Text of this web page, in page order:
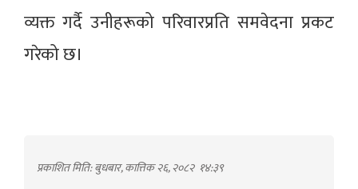
व्यक्त गर्दै उनीहरूको परिवारप्रति समवेदना प्रकट
गरेको छ।
प्रकाशित मिति: बुधबार, कात्तिक २६, २०८२ १४:३९